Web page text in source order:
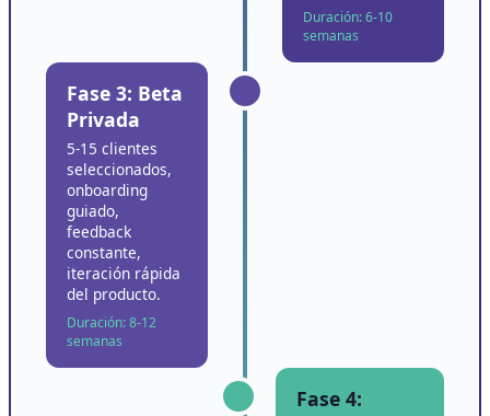
Duración: 6-10
semanas
Fase 3: Beta
Privada
5-15 clientes
seleccionados,
onboarding
guiado,
feedback
constante,
iteración rápida
del producto.
Duración: 8-12
semanas
Fase 4: